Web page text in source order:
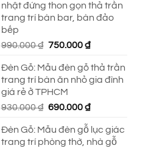
nhật đứng thon gọn thả trần
trang trí bàn bar, bàn đảo
bếp
990.000₫ Giá
là:
990.000 ₫.
750.000₫Giá
tại
là:
Đèn Gỗ: Mẫu đèn gỗ thả trần
trang trí bàn ăn nhỏ gia đình
giá rẻ ở TPHCM
930.000₫ Giá
là:
930.000 ₫.
690.000₫Giá
tại
là:
Đèn Gỗ: Mẫu đèn gỗ lục giác
trang trí phòng thờ, nhà gỗ